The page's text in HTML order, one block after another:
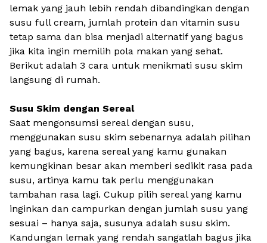
lemak yang jauh lebih rendah dibandingkan dengan
susu full cream, jumlah protein dan vitamin susu
tetap sama dan bisa menjadi alternatif yang bagus
jika kita ingin memilih pola makan yang sehat.
Berikut adalah 3 cara untuk menikmati susu skim
langsung di rumah.
Susu Skim dengan Sereal
Saat mengonsumsi sereal dengan susu,
menggunakan susu skim sebenarnya adalah pilihan
yang bagus, karena sereal yang kamu gunakan
kemungkinan besar akan memberi sedikit rasa pada
susu, artinya kamu tak perlu menggunakan
tambahan rasa lagi. Cukup pilih sereal yang kamu
inginkan dan campurkan dengan jumlah susu yang
sesuai – hanya saja, susunya adalah susu skim.
Kandungan lemak yang rendah sangatlah bagus jika